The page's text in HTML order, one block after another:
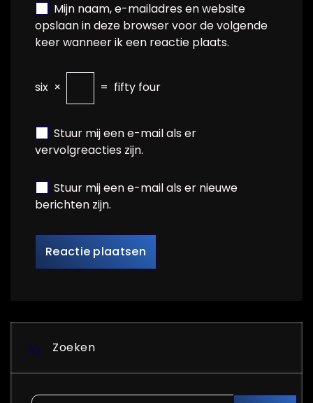
Mijn naam, e-mailadres en website
opslaan in deze browser voor de volgende
keer wanneer ik een reactie plaats.
six × = fifty four
Stuur mij een e-mail als er
vervolgreacties zijn.
Stuur mij een e-mail als er nieuwe
berichten zijn.
Zoeken